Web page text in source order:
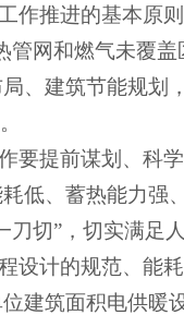
作推进的基本原
管网和燃气未覆
、建筑节能规划
要提前谋划、科
低、蓄热能力强
刀切”，切实满足
设计的规范、能
建筑面积电供暖